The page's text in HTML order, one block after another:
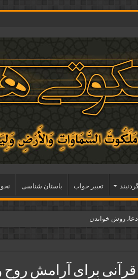
تعبیر خواب باستان شناسی
روش خواندن
برآورده شدن حاجت
قرآنی برای آرامش روح